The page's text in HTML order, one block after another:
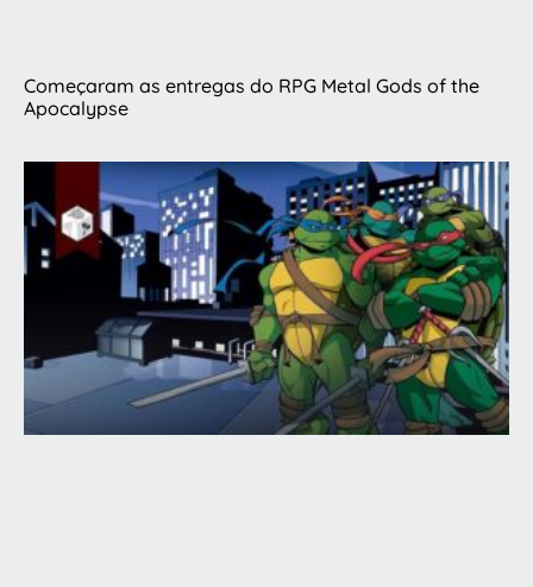
Começaram as entregas do RPG Metal Gods of the
Apocalypse